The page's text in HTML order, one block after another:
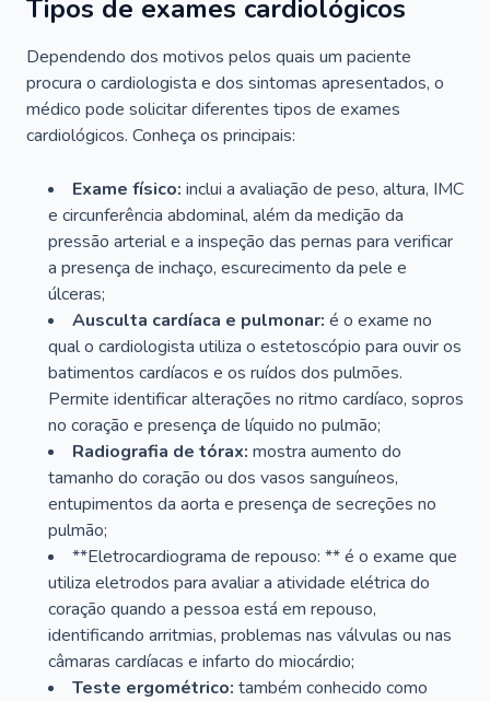
Tipos de exames cardiológicos
Dependendo dos motivos pelos quais um paciente
procura o cardiologista e dos sintomas apresentados, o
médico pode solicitar diferentes tipos de exames
cardiológicos. Conheça os principais:
Exame físico: inclui a avaliação de peso, altura, IMC
e circunferência abdominal, além da medição da
pressão arterial e a inspeção das pernas para verificar
a presença de inchaço, escurecimento da pele e
úlceras;
Ausculta cardíaca e pulmonar: é o exame no
qual o cardiologista utiliza o estetoscópio para ouvir os
batimentos cardíacos e os ruídos dos pulmões.
Permite identificar alterações no ritmo cardíaco, sopros
no coração e presença de líquido no pulmão;
Radiografia de tórax: mostra aumento do
tamanho do coração ou dos vasos sanguíneos,
entupimentos da aorta e presença de secreções no
pulmão;
**Eletrocardiograma de repouso: ** é o exame que
utiliza eletrodos para avaliar a atividade elétrica do
coração quando a pessoa está em repouso,
identificando arritmias, problemas nas válvulas ou nas
câmaras cardíacas e infarto do miocárdio;
Teste ergométrico: também conhecido como